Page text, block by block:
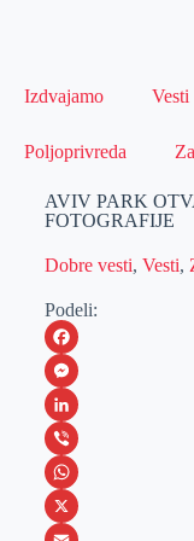
Izdvajamo Vesti
Poljoprivreda
AVIV PARK
FOTOGRAFIJE
Dobre vesti, Vesti,
Podeli:
F
a
c
e
b
M
e
s
s
L
i
n
V
iW